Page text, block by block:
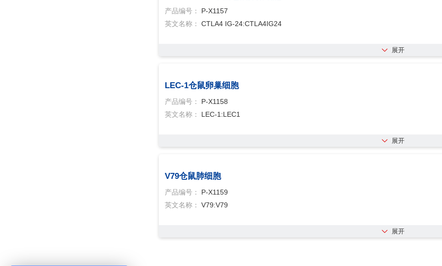
产品编号：
P-X1157
英文名称：
CTLA4 IG-24:CTLA4IG24
展开
LEC-1仓鼠卵巢细胞
产品编号：
P-X1158
英文名称：
LEC-1:LEC1
展开
V79仓鼠肺细胞
产品编号：
P-X1159
英文名称：
V79:V79
展开